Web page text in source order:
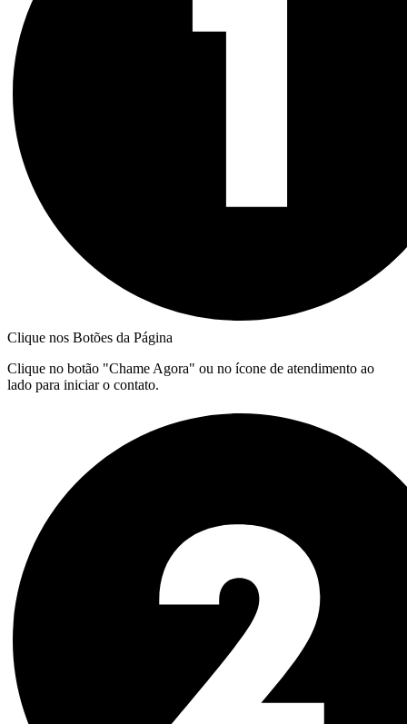
Clique nos Botões da Página
Clique no botão "Chame Agora" ou no ícone de atendimento ao
lado para iniciar o contato.